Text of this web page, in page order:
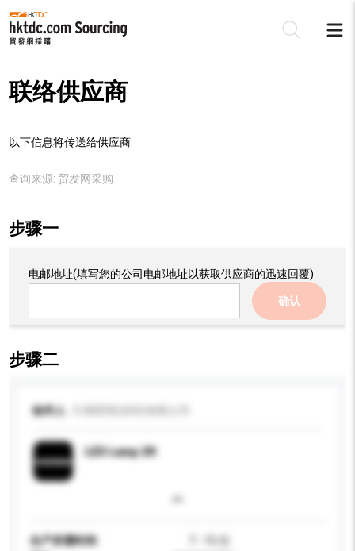
联络供应商
以下信息将传送给供应商:
查询来源: 贸发网采购
步骤一
电邮地址(填写您的公司电邮地址以获取供应商的迅速回覆)
确认
步骤二
收件人
LED Lamp 2ft
生产所需时间